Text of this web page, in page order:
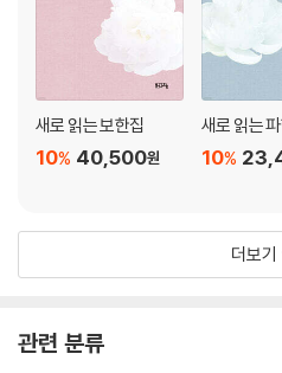
14. 지식과 견문을 넓히는 《십삼경주
15. 《소학小學》과 《근사록近思錄》
16. 진덕수眞德秀의 《심경心經》과 《
17. 인仁과 의義를 배우다가 잘못된
18. 타인의 말을 경청한 사마광司馬光
19. 감사와 수령의 바람직한 관계
22. 청淸의 본래 칭호는 융로戎虜
23. 주자朱子가 활용한 외가外家의
25. 주자를 존숭하지 않는 소론少論
26. 정밀한 독서는 학문의 요체
새로 읽는 보한집
40,500원
10%
새로 읽는
10%
더보기
관련 분류